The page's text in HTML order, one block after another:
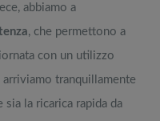
abbiamo a
, che permettono a
con un utilizzo
tranquillamente
la ricarica rapida da